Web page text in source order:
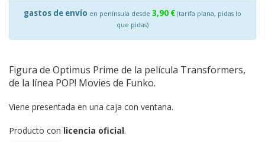
gastos de envío en península desde 3,90 € (tarifa plana, pidas lo
que pidas)
Figura de Optimus Prime de la película Transformers,
de la línea POP! Movies de Funko.
Viene presentada en una caja con ventana.
Producto con licencia oficial.